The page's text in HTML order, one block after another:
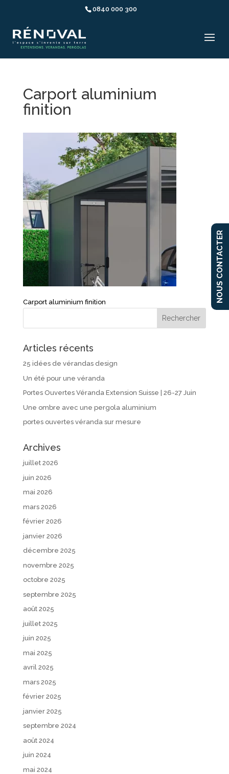
0840 000 300
Carport aluminium
finition
Carport aluminium finition
Articles récents
25 idées de vérandas design
Un été pour une véranda
Portes Ouvertes Véranda Extension Suisse | 26-27 Juin
Une ombre avec une pergola aluminium
portes ouvertes véranda sur mesure
Archives
juillet 2026
juin 2026
mai 2026
mars 2026
février 2026
janvier 2026
décembre 2025
novembre 2025
octobre 2025
septembre 2025
août 2025
juillet 2025
juin 2025
mai 2025
avril 2025
mars 2025
février 2025
janvier 2025
septembre 2024
août 2024
juin 2024
mai 2024
NOUS CONTACTER